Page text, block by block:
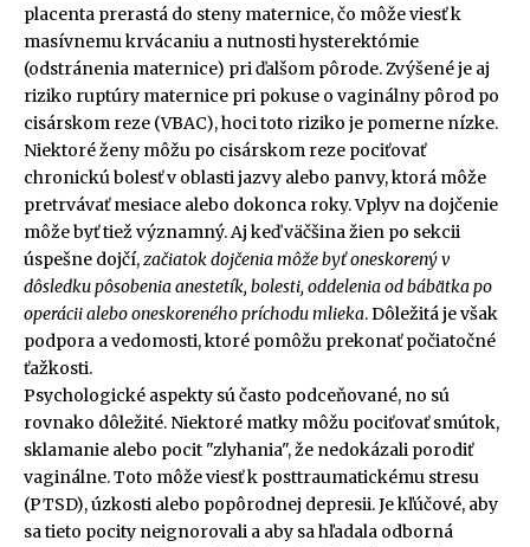
placenta prerastá do steny maternice, čo môže viesť k
masívnemu krvácaniu a nutnosti hysterektómie
(odstránenia maternice) pri ďalšom pôrode. Zvýšené je aj
riziko ruptúry maternice pri pokuse o vaginálny pôrod po
cisárskom reze (VBAC), hoci toto riziko je pomerne nízke.
Niektoré ženy môžu po cisárskom reze pociťovať
chronickú bolesť v oblasti jazvy alebo panvy, ktorá môže
pretrvávať mesiace alebo dokonca roky. Vplyv na dojčenie
môže byť tiež významný. Aj keď väčšina žien po sekcii
úspešne dojčí,začiatok dojčenia môže byť oneskorený v
dôsledku pôsobenia anestetík, bolesti, oddelenia od bábätka po
operácii alebo oneskoreného príchodu mlieka. Dôležitá je však
podpora a vedomosti, ktoré pomôžu prekonať počiatočné
ťažkosti.
Psychologické aspekty sú často podceňované, no sú
rovnako dôležité. Niektoré matky môžu pociťovať smútok,
sklamanie alebo pocit "zlyhania", že nedokázali porodiť
vaginálne. Toto môže viesť k posttraumatickému stresu
(PTSD), úzkosti alebo popôrodnej depresii. Je kľúčové, aby
sa tieto pocity neignorovali a aby sa hľadala odborná